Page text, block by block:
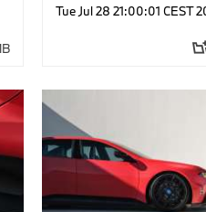
Tue Jul 28 21:00:01 CEST